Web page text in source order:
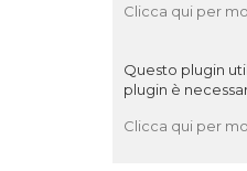
Clicca qui per
Questo plugin
plugin è
Clicca qui per